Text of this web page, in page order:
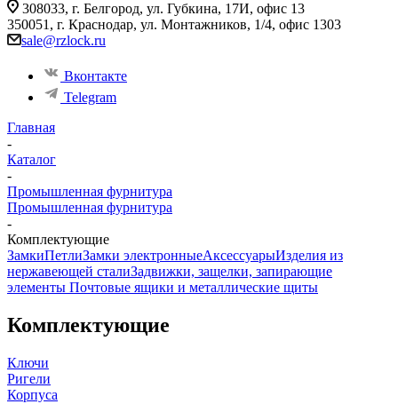
308033, г. Белгород, ул. Губкина, 17И, офис 13
350051, г. Краснодар, ул. Монтажников, 1/4, офис 1303
sale@rzlock.ru
Вконтакте
Telegram
Главная
-
Каталог
-
Промышленная фурнитура
Промышленная фурнитура
-
Комплектующие
ЗамкиПетлиЗамки электронныеАксессуарыИзделия из
нержавеющей сталиЗадвижки, защелки, запирающие
элементы Почтовые ящики и металлические щиты
Комплектующие
Ключи
Ригели
Корпуса